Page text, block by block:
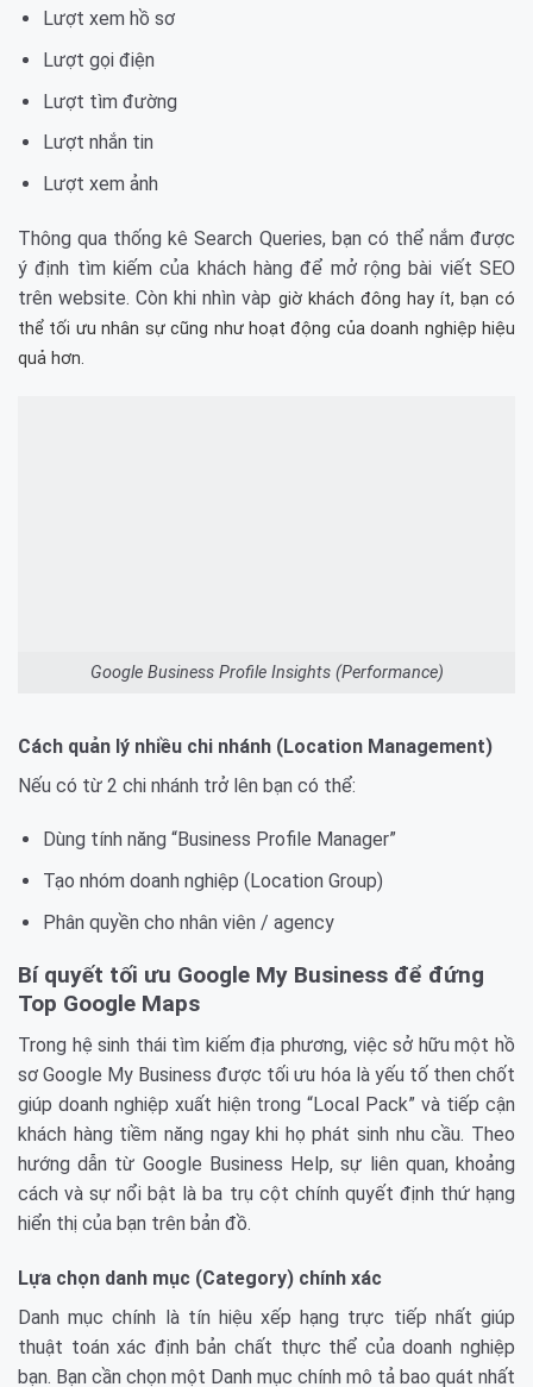
Lượt xem hồ sơ
Lượt gọi điện
Lượt tìm đường
Lượt nhắn tin
Lượt xem ảnh
Thông qua thống kê Search Queries, bạn có thể nắm được
ý định tìm kiếm của khách hàng để mở rộng bài viết SEO
trên website. Còn khi nhìn vàp giờ khách đông hay ít, bạn có
thể tối ưu nhân sự cũng như hoạt động của doanh nghiệp hiệu
quả hơn.
Google Business Profile Insights (Performance)
Cách quản lý nhiều chi nhánh (Location Management)
Nếu có từ 2 chi nhánh trở lên bạn có thể:
Dùng tính năng “Business Profile Manager”
Tạo nhóm doanh nghiệp (Location Group)
Phân quyền cho nhân viên / agency
Bí quyết tối ưu Google My Business để đứng
Top Google Maps
Trong hệ sinh thái tìm kiếm địa phương, việc sở hữu một hồ
sơ Google My Business được tối ưu hóa là yếu tố then chốt
giúp doanh nghiệp xuất hiện trong “Local Pack” và tiếp cận
khách hàng tiềm năng ngay khi họ phát sinh nhu cầu. Theo
hướng dẫn từ Google Business Help, sự liên quan, khoảng
cách và sự nổi bật là ba trụ cột chính quyết định thứ hạng
hiển thị của bạn trên bản đồ.
Lựa chọn danh mục (Category) chính xác
Danh mục chính là tín hiệu xếp hạng trực tiếp nhất giúp
thuật toán xác định bản chất thực thể của doanh nghiệp
bạn. Bạn cần chọn một Danh mục chính mô tả bao quát nhất